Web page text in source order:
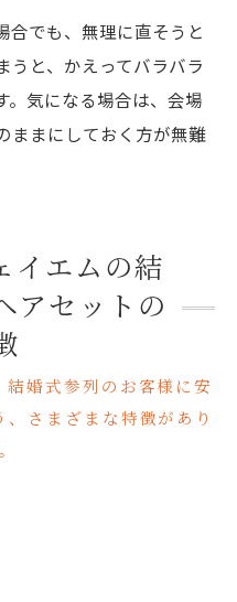
合でも、無理に直そうと
うと、かえってバラバラ
。気になる場合は、会場
ままにしておく方が無難
イエムの結
アセットの
婚式参列のお客様に安
さまざまな特徴があり